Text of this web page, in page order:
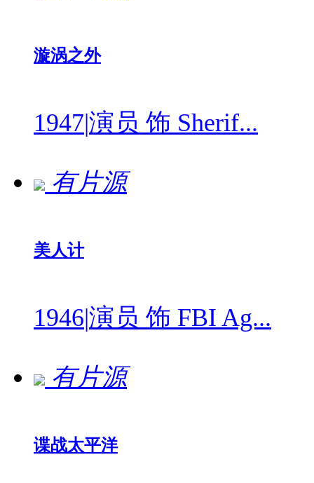
漩涡之外
1947|演员 饰 Sherif...
有片源
美人计
1946|演员 饰 FBI Ag...
有片源
谍战太平洋